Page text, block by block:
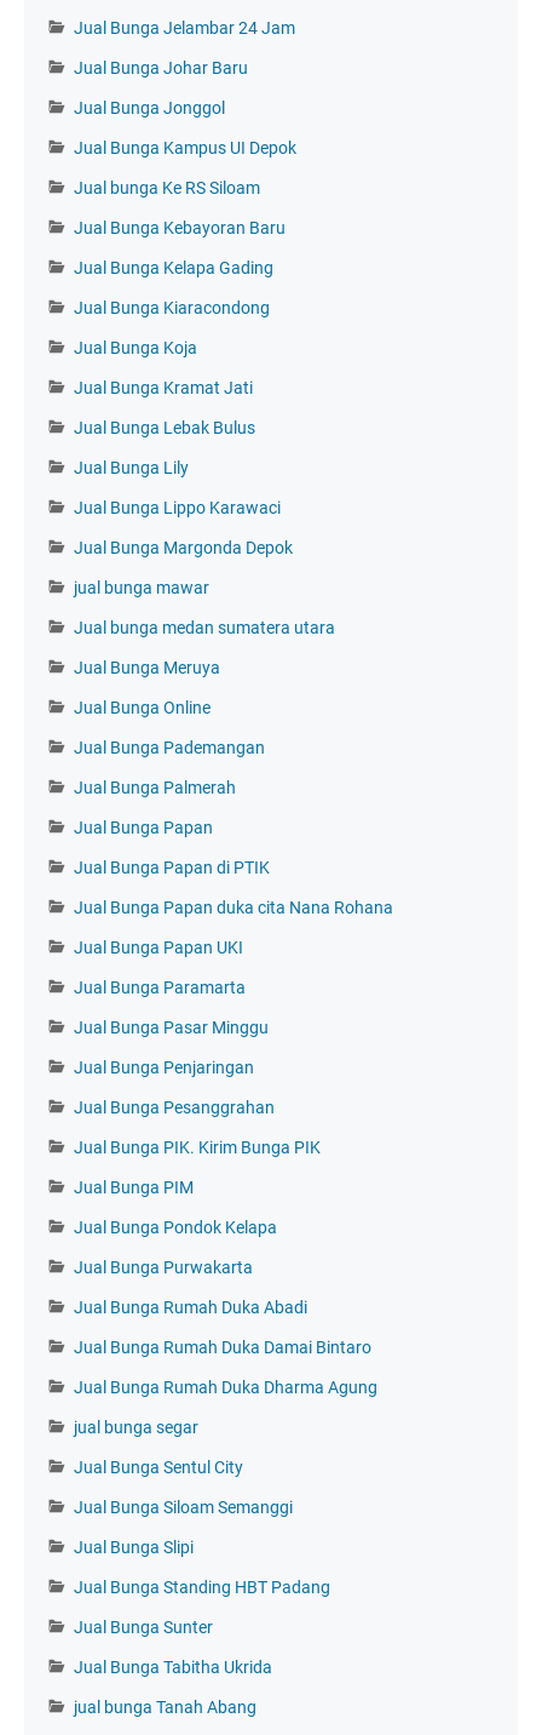
Jual Bunga Jelambar 24 Jam
Jual Bunga Johar Baru
Jual Bunga Jonggol
Jual Bunga Kampus UI Depok
Jual bunga Ke RS Siloam
Jual Bunga Kebayoran Baru
Jual Bunga Kelapa Gading
Jual Bunga Kiaracondong
Jual Bunga Koja
Jual Bunga Kramat Jati
Jual Bunga Lebak Bulus
Jual Bunga Lily
Jual Bunga Lippo Karawaci
Jual Bunga Margonda Depok
jual bunga mawar
Jual bunga medan sumatera utara
Jual Bunga Meruya
Jual Bunga Online
Jual Bunga Pademangan
Jual Bunga Palmerah
Jual Bunga Papan
Jual Bunga Papan di PTIK
Jual Bunga Papan duka cita Nana Rohana
Jual Bunga Papan UKI
Jual Bunga Paramarta
Jual Bunga Pasar Minggu
Jual Bunga Penjaringan
Jual Bunga Pesanggrahan
Jual Bunga PIK. Kirim Bunga PIK
Jual Bunga PIM
Jual Bunga Pondok Kelapa
Jual Bunga Purwakarta
Jual Bunga Rumah Duka Abadi
Jual Bunga Rumah Duka Damai Bintaro
Jual Bunga Rumah Duka Dharma Agung
jual bunga segar
Jual Bunga Sentul City
Jual Bunga Siloam Semanggi
Jual Bunga Slipi
Jual Bunga Standing HBT Padang
Jual Bunga Sunter
Jual Bunga Tabitha Ukrida
jual bunga Tanah Abang